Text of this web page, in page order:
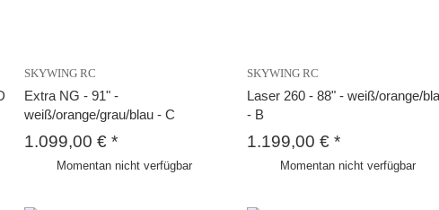
SKYWING RC
Extra NG - 91" -
weiß/orange/grau/blau - C
1.099,00 € *
Momentan nicht verfügbar
SKYWING RC
Laser 260 - 88" - weiß/orange/
- B
1.199,00 €*
Momentan nicht verfügbar